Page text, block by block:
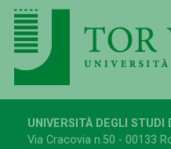
UNIVERSITÀ DEGLI STUDI
Via Cracovia n.50 - 00133